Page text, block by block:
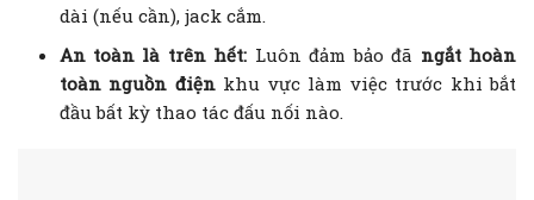
dài (nếu cần), jack cắm.
An toàn là trên hết: Luôn đảm bảo đã ngắt hoàn
toàn nguồn điệnkhu vực làm việc trước khi bắt
đầu bất kỳ thao tác đấu nối nào.